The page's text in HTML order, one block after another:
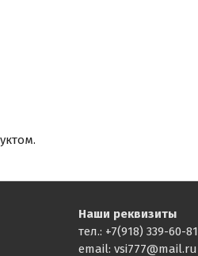
Наши реквизиты
тел.: +7(918) 339-60-81
email: vsi777@mail.ru